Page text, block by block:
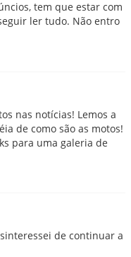
tem que estar com
ler tudo. Não entro
nas notícias! Lemos a
de como são as motos!
para uma galeria de
de continuar a